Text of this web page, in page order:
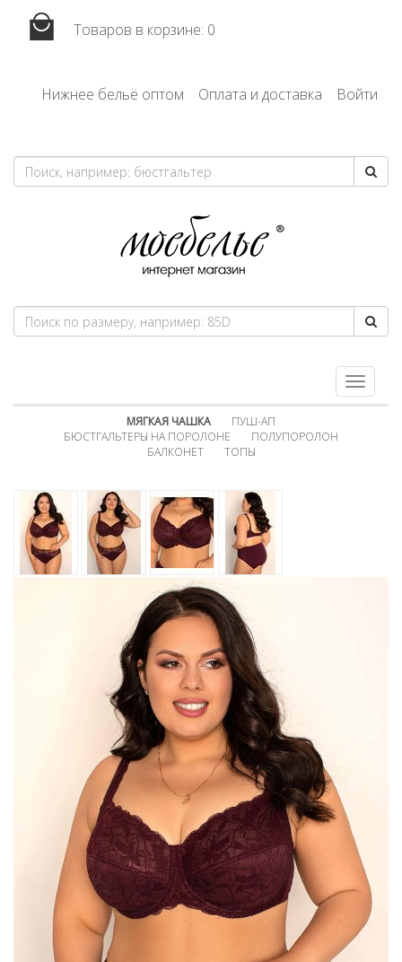
Товаров в корзине: 0
Нижнее бельё оптом Оплата и доставка Войти
Toggle
navigation
МЯГКАЯ ЧАШКА
ПУШ-АП
БЮСТГАЛЬТЕРЫ НА ПОРОЛОНЕ
ПОЛУПОРОЛОН
БАЛКОНЕТ
ТОПЫ